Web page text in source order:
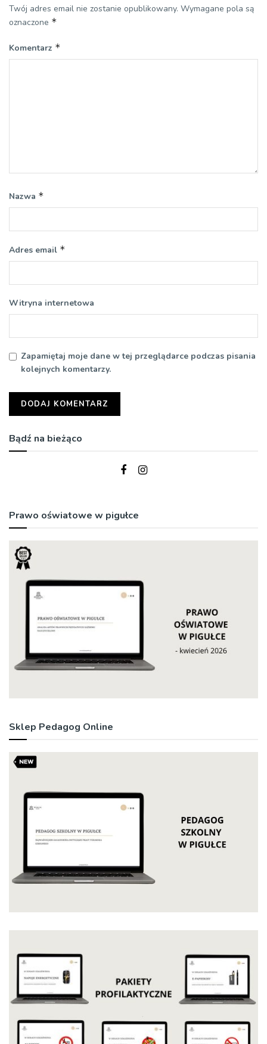
Twój adres email nie zostanie opublikowany. Wymagane pola są
oznaczone *
Komentarz *
Nazwa *
Adres email *
Witryna internetowa
Zapamiętaj moje dane w tej przeglądarce podczas pisania
kolejnych komentarzy.
Bądź na bieżąco
Prawo oświatowe w pigułce
Sklep Pedagog Online